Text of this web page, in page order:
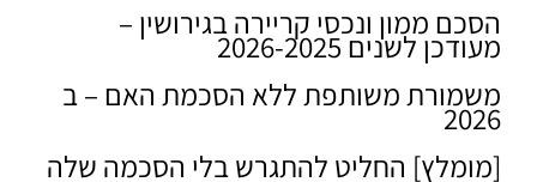
הסכם ממון ונכסי קריירה בגירושין –
מעודכן לשנים 2026-2025
משמורת משותפת ללא הסכמת האם – ב
2026
[מומלץ] החליט להתגרש בלי הסכמה שלה